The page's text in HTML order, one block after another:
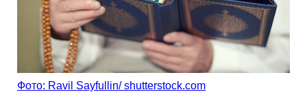
Фото: Ravil Sayfullin/ shutterstock.com